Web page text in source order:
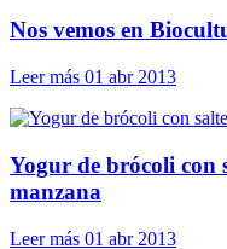
Nos vemos en
Leer más 01 abr 2013
Yogur de brócoli con
manzana
Leer más 01 abr 2013